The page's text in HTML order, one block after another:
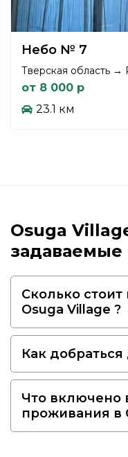
Небо № 7
Тверская область →
от 8 000 р
23.1 км
Osuga
задаваемые
Сколько
Osuga Village ?
Как добраться
Что включено
проживания в